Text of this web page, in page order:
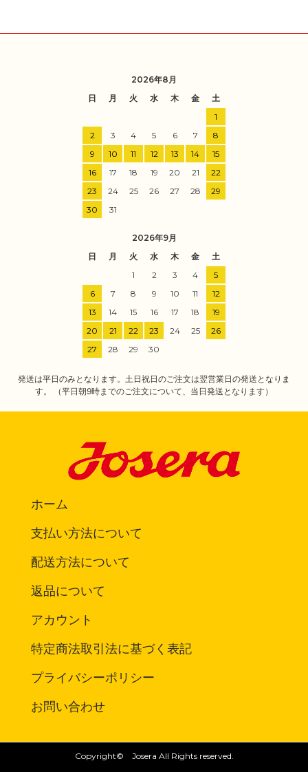
2026年8月
日
月 火 水 木 金
土
1
2
3 4 5 6 7
8
9
10 11 12 13 14
15
16
17 18 19 20 21
22
23
24 25 26 27 28
29
30
31
2026年9月
日
月 火 水 木 金
土
1
2 3 4
5
6
7 8 9 10 11
12
13
14 15 16 17 18
19
20
21 22 23 24 25
26
27
28 29 30
発送は平日のみとなります。土日祝日のご注文は翌営業日の発送となりま
す。 （平日朝9時までのご注文について、当日発送となります）
ホーム
支払い方法について
配送方法について
返品について
アカウント
特定商法取引法に基づく表記
プライバシーポリシー
お問い合わせ
Copyright© Josera All Rights reserved.